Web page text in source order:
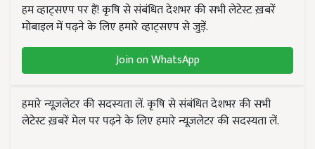
हम व्हाट्सएप पर हैं! कृषि से संबंधित देशभर की सभी लेटेस्ट ख़बरें
मोबाइल में पढ़ने के लिए हमारे व्हाट्सएप से जुड़ें.
Join on WhatsApp
हमारे न्यूज़लेटर की सदस्यता लें. कृषि से संबंधित देशभर की सभी
लेटेस्ट ख़बरें मेल पर पढ़ने के लिए हमारे न्यूज़लेटर की सदस्यता लें.